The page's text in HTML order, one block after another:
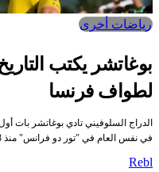
رياضات أخرى
بوغاتشر يكتب
لطواف فرنسا
الدراج السلوفيني تادي بوغاتشر بات
في نفس العام في "تور دو فرانس" منذ 1998.
Rebl